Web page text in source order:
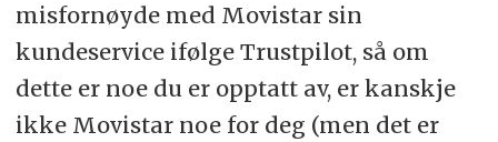
misfornøyde med Movistar sin
kundeservice ifølge Trustpilot, så om
dette er noe du er opptatt av, er kanskje
ikke Movistar noe for deg (men det er